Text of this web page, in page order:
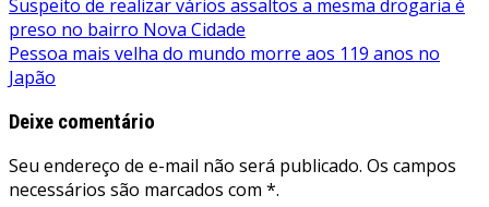
Navegação
de
Post
Suspeito de realizar vários assaltos a mesma drogaria é
preso no bairro Nova Cidade
Pessoa mais velha do mundo morre aos 119 anos no
Japão
Deixe comentário
Seu endereço de e-mail não será publicado. Os campos
necessários são marcados com *.